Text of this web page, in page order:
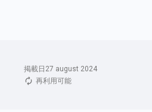
掲載日27 august 2024
再利用可能